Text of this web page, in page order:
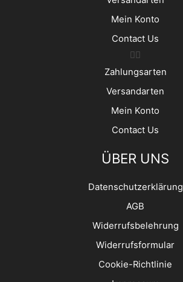
Mein Konto
Contact Us
Zahlungsarten
Versandarten
Mein Konto
Contact Us
ÜBER UNS
Datenschutzerklärung
AGB
Widerrufsbelehrung
Widerrufsformular
Cookie-Richtlinie